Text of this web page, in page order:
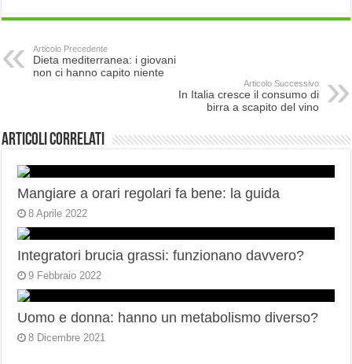
Articolo Precedente
Dieta mediterranea: i giovani
non ci hanno capito niente
Articolo Successivo
In Italia cresce il consumo di
birra a scapito del vino
Articoli correlati
Mangiare a orari regolari fa bene: la guida
8 Aprile 2022
Integratori brucia grassi: funzionano davvero?
9 Febbraio 2022
Uomo e donna: hanno un metabolismo diverso?
8 Dicembre 2021